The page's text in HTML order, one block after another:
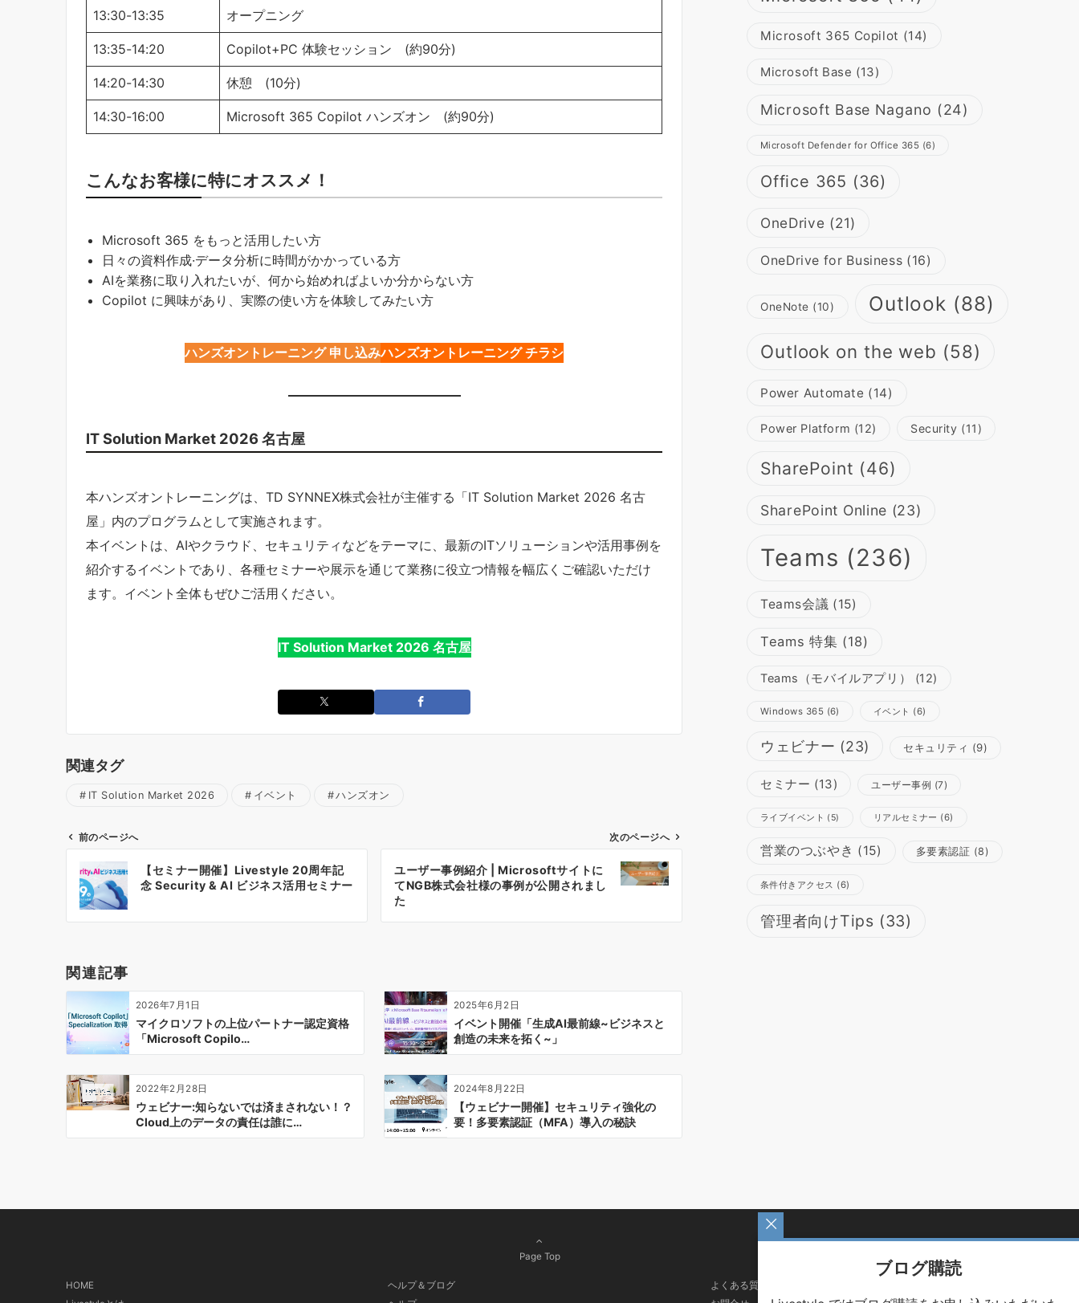
13:30-13:35 オープニング
13:35-14:20 Copilot+PC 体験セッション (約90分)
14:20-14:30 休憩 (10分)
14:30-16:00 Microsoft 365 Copilot ハンズオン (約90分)
こんなお客様に特にオススメ！
Microsoft 365 をもっと活用したい方
日々の資料作成·データ分析に時間がかかっている方
AIを業務に取り入れたいが、何から始めればよいか分からない方
Copilot に興味があり、実際の使い方を体験してみたい方
ハンズオントレーニング 申し込みハンズオントレーニング チラシ
IT Solution Market 2026 名古屋
本ハンズオントレーニングは、TD SYNNEX株式会社が主催する「IT Solution Market 2026 名古
屋」内のプログラムとして実施されます。
本イベントは、AIやクラウド、セキュリティなどをテーマに、最新のITソリューションや活用事例を
紹介するイベントであり、各種セミナーや展示を通じて業務に役立つ情報を幅広くご確認いただけ
ます。イベント全体もぜひご活用ください。
IT Solution Market 2026 名古屋
関連タグ
IT Solution Market 2026 イベント ハンズオン
シ
ン
前のページへ
【セミナー開催】Livestyle 20周年記
念 Security & AI ビジネス活用セミナー
次のページへ
ユーザー事例紹介 | Microsoftサイトに
てNGB株式会社様の事例が公開されまし
た
関連記事
2026年7月1日
マイクロソフトの上位パートナー認定資格
「Microsoft Copilo…
2025年6月2日
イベント開催「生成AI最前線~ビジネスと
創造の未来を拓く~」
2022年2月28日
ウェビナー:知らないでは済まされない！？
Cloud上のデータの責任は誰に…
2024年8月22日
【ウェビナー開催】セキュリティ強化の
要！多要素認証（MFA）導入の秘訣
Microsoft 365 Copilot (14)
Microsoft Base (13)
Microsoft Base Nagano (24)
Microsoft Defender for Office 365 (6)
Office 365 (36)
OneDrive (21)
OneDrive for Business (16)
OneNote (10) Outlook (88)
Outlook on the web (58)
Power Automate (14)
Power Platform (12) Security (11)
SharePoint (46)
SharePoint Online (23)
Teams (236)
Teams会議 (15)
Teams 特集 (18)
Teams（モバイルアプリ） (12)
Windows 365 (6) イベント (6)
ウェビナー (23) セキュリティ (9)
セミナー (13) ユーザー事例 (7)
ライブイベント (5) リアルセミナー (6)
営業のつぶやき (15) 多要素認証 (8)
条件付きアクセス (6)
管理者向けTips (33)
Page Top
HOME
ヘルプ＆ブログ
よくある質問
ブログ購読